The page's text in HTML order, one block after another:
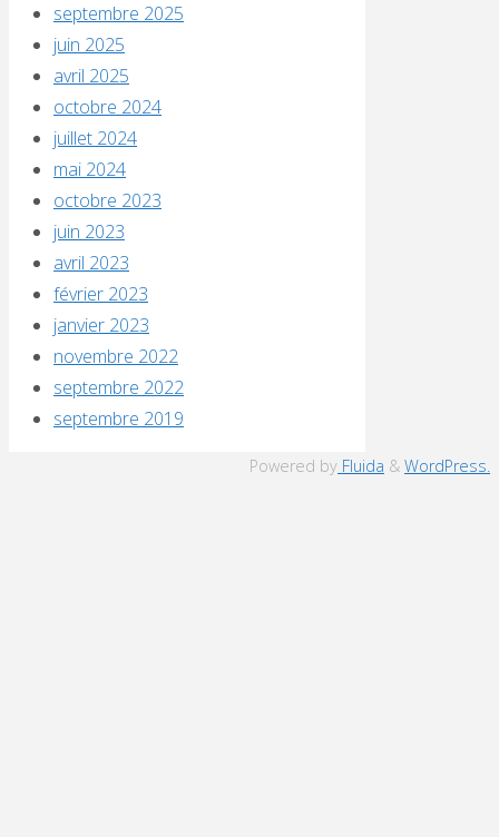
septembre 2025
juin 2025
avril 2025
octobre 2024
juillet 2024
mai 2024
octobre 2023
juin 2023
avril 2023
février 2023
janvier 2023
novembre 2022
septembre 2022
septembre 2019
Powered by Fluida & WordPress.